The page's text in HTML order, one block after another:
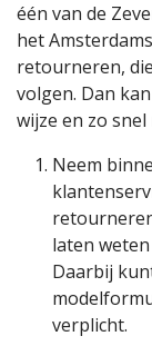
één van de
het
retourneren,
volgen. Dan
wijze en zo
Neem
laten
Daarbij
verplicht.